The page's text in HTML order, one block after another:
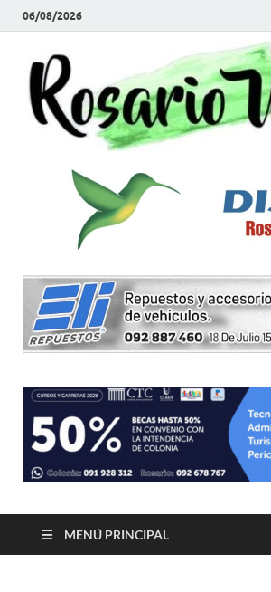
06/08/2026
MENÚ PRINCIPAL